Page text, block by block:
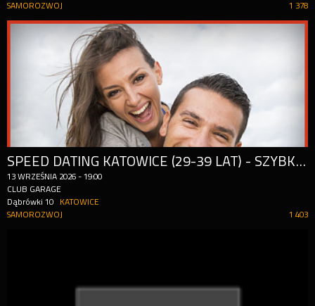
1 378
SAMOROZWOJ
SPEED DATING KATOWICE (29-39 LAT) - SZYBKIE RANDKI
13 WRZEŚNIA 2026 -19:00
CLUB GARAGE
Dąbrówki 10
KATOWICE
1 403
SAMOROZWOJ